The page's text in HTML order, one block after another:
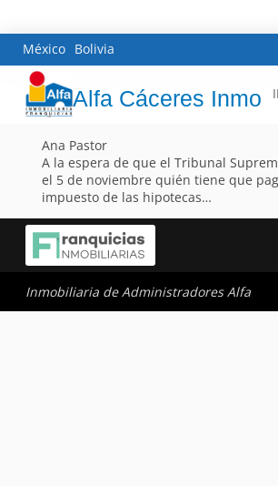
México Bolivia
Alfa Cáceres Inmo
Ana Pastor
A la espera de que el Tribunal
el 5 de noviembre quién tiene que
impuesto de las hipotecas…
Inmobiliaria de Administradores Alfa